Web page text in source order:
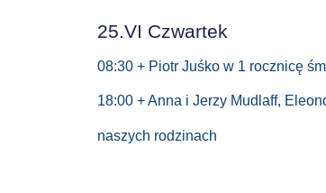
25.VI Czwartek
08:30 + Piotr Juśko w 1 rocznicę
18:00 + Anna i Jerzy Mudlaff,
naszych rodzinach